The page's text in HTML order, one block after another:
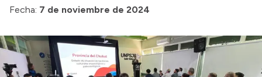
Boletín Oficial
Compras y licitaciones
Fecha: 7 de noviembre de 2024